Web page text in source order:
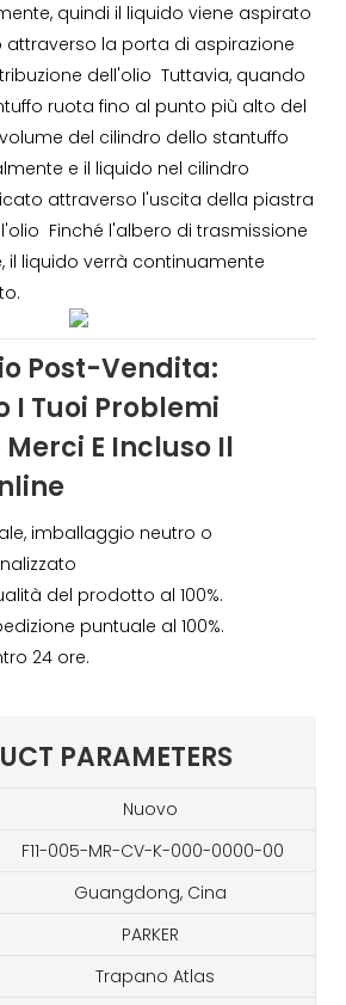
quindi il liquido viene aspirato
attraverso la porta di aspirazione
dell'olio Tuttavia, quando
ruota fino al punto più alto del
del cilindro dello stantuffo
e il liquido nel cilindro
attraverso l'uscita della piastra
Finché l'albero di trasmissione
il liquido verrà continuamente
Post-Vendita:
I Tuoi Problemi
E Incluso Il
imballaggio neutro o
del prodotto al 100%.
puntuale al 100%.
24 ore.
PARAMETERS
Nuovo
F11-005-MR-CV-K-000-0000-00
Guangdong, Cina
PARKER
Trapano Atlas